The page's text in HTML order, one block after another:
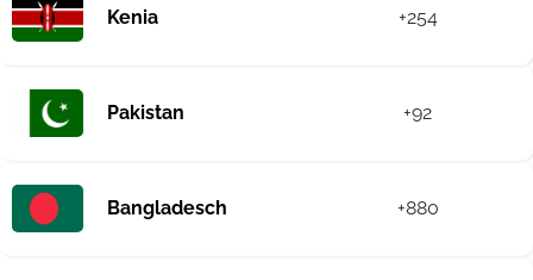
Kenia +254
Pakistan +92
Bangladesch +880